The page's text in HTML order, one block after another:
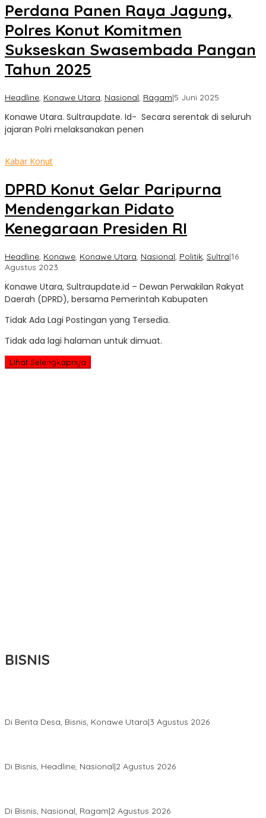
Perdana Panen Raya Jagung,
Polres Konut Komitmen
Sukseskan Swasembada Pangan
Tahun 2025
Headline, Konawe Utara, Nasional, Ragam|5 Juni 2025
Update
Konawe Utara. Sultraupdate. Id- Secara serentak di seluruh
jajaran Polri melaksanakan penen
Kabar Konut
DPRD Konut Gelar Paripurna
Mendengarkan Pidato
Kenegaraan Presiden RI
Headline, Konawe, Konawe Utara, Nasional, Politik, Sultra|16
Agustus 2023
Update
Konawe Utara, Sultraupdate.id – Dewan Perwakilan Rakyat
Daerah (DPRD), bersama Pemerintah Kabupaten
Tidak Ada Lagi Postingan yang Tersedia.
Tidak ada lagi halaman untuk dimuat.
Lihat Selengkapnya
BISNIS
Di Berita Desa, Bisnis, Konawe Utara|3 Agustus 2026
Di Bisnis, Headline, Nasional|2 Agustus 2026
Di Bisnis, Nasional, Ragam|2 Agustus 2026